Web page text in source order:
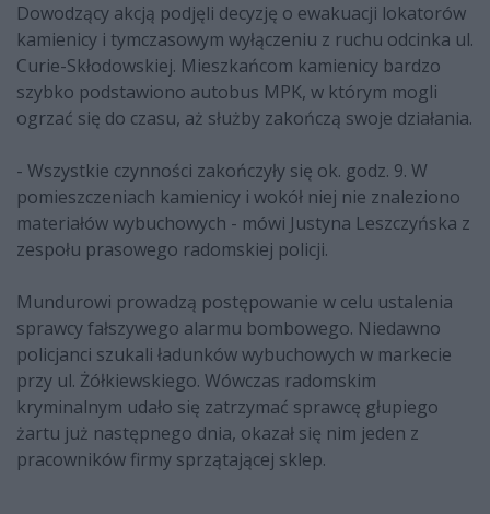
Dowodzący akcją podjęli decyzję o ewakuacji lokatorów
kamienicy i tymczasowym wyłączeniu z ruchu odcinka ul.
Curie-Skłodowskiej. Mieszkańcom kamienicy bardzo
szybko podstawiono autobus MPK, w którym mogli
ogrzać się do czasu, aż służby zakończą swoje działania.
- Wszystkie czynności zakończyły się ok. godz. 9. W
pomieszczeniach kamienicy i wokół niej nie znaleziono
materiałów wybuchowych - mówi Justyna Leszczyńska z
zespołu prasowego radomskiej policji.
Mundurowi prowadzą postępowanie w celu ustalenia
sprawcy fałszywego alarmu bombowego. Niedawno
policjanci szukali ładunków wybuchowych w markecie
przy ul. Żółkiewskiego. Wówczas radomskim
kryminalnym udało się zatrzymać sprawcę głupiego
żartu już następnego dnia, okazał się nim jeden z
pracowników firmy sprzątającej sklep.